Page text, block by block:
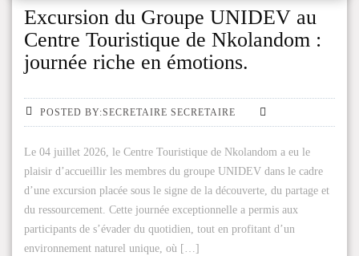
Excursion du Groupe UNIDEV au
Centre Touristique de Nkolandom :
journée riche en émotions.
POSTED BY:SECRETAIRE SECRETAIRE
Le 04 juillet 2026, le Centre Touristique de Nkolandom a eu le
plaisir d’accueillir les membres du groupe UNIDEV dans le cadre
d’une excursion placée sous le signe de la découverte, du partage et
du ressourcement. Cette journée exceptionnelle a permis aux
participants de s’évader du quotidien, tout en profitant d’un
environnement naturel unique, où […]